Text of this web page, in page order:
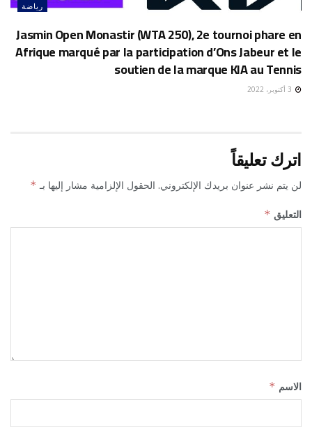
رياضة
Jasmin Open Monastir (WTA 250), 2e tournoi phare en
Afrique marqué par la participation d’Ons Jabeur et le
soutien de la marque KIA au Tennis
اترك تعليقاً
لن يتم نشر عنوان بريدك الإلكتروني. الحقول الإلزامية مشار إليها بـ *
التعليق *
الاسم *